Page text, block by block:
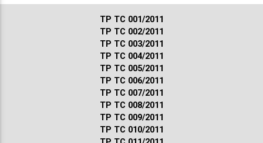
ТР ТС 001/2011
ТР ТС 002/2011
ТР ТС 003/2011
ТР ТС 004/2011
ТР ТС 005/2011
ТР ТС 006/2011
ТР ТС 007/2011
ТР ТС 008/2011
ТР ТС 009/2011
ТР ТС 010/2011